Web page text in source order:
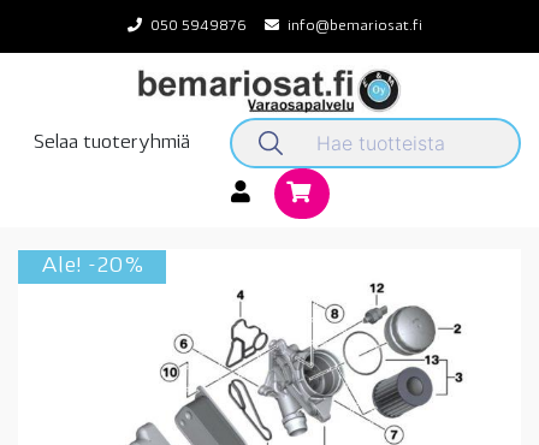
content
050 5949876 info@bemariosat.fi
Selaa tuoteryhmiä
Ale! -20%